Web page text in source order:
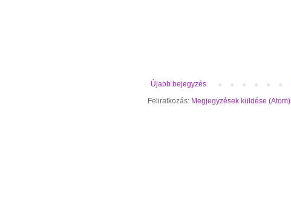
Újabb bejegyzés
Feliratkozás: Megjegyzések küldése (Atom)